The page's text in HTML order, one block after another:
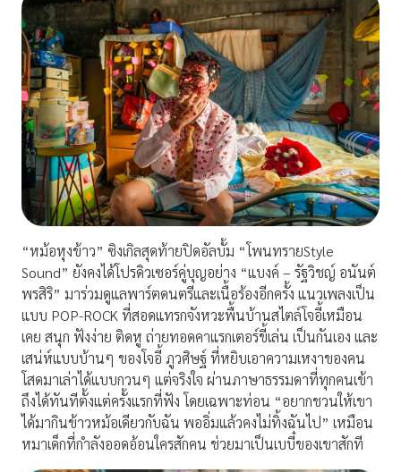
“หม้อหุงข้าว” ซิงเกิลสุดท้ายปิดอัลบั้ม “โพนทรายStyle
Sound” ยังคงได้โปรดิวเซอร์คู่บุญอย่าง “แบงค์ – รัฐวิชญ์ อนันต์
พรสิริ” มาร่วมดูแลพาร์ตดนตรีและเนื้อร้องอีกครั้ง แนวเพลงเป็น
แบบ POP-ROCK ที่สอดแทรกจังหวะพื้นบ้านสไตล์โจอี้เหมือน
เคย สนุก ฟังง่าย ติดหู ถ่ายทอดคาแรกเตอร์ขี้เล่น เป็นกันเอง และ
เสน่ห์แบบบ้านๆ ของโจอี้ ภูวศิษฐ์ ที่หยิบเอาความเหงาของคน
โสดมาเล่าได้แบบกวนๆ แต่จริงใจ ผ่านภาษาธรรมดาที่ทุกคนเข้า
ถึงได้ทันทีตั้งแต่ครั้งแรกที่ฟัง โดยเฉพาะท่อน “อยากชวนให้เขา
ได้มากินข้าวหม้อเดียวกับฉัน พออิ่มแล้วคงไม่ทิ้งฉันไป” เหมือน
หมาเด็กที่กำลังออดอ้อนใครสักคน ช่วยมาเป็นเบบี๋ของเขาสักที